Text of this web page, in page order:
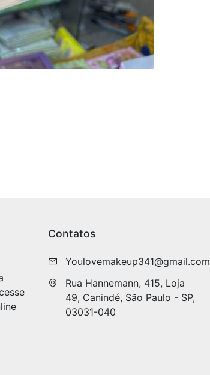
Contatos
Youlovemakeup341@gmail.com
Rua Hannemann, 415, Loja
49, Canindé, São Paulo - SP,
03031-040